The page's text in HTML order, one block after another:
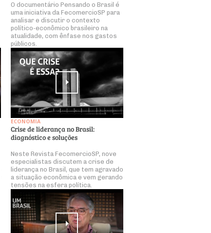
O documentário Pensando o Brasil é
uma iniciativa da FecomercioSP para
analisar e discutir o contexto
político-econômico brasileiro na
atualidade, com ênfase nos gastos
públicos.
ECONOMIA
Crise de liderança no Brasil:
diagnóstico e soluções
Neste Revista FecomercioSP, nove
especialistas discutem a crise de
liderança no Brasil, que tem agravado
a situação econômica e vem gerando
tensões na esfera política.